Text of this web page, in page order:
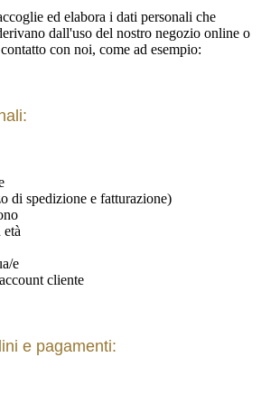
ed elabora i dati personali che
dall'uso del nostro negozio online o
con noi, come ad esempio:
di spedizione e fatturazione)
età
e
cliente
e pagamenti: